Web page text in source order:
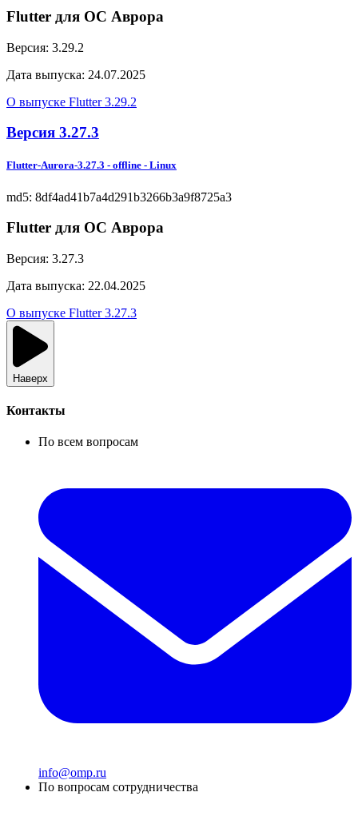
Flutter для ОС Аврора
Версия: 3.29.2
Дата выпуска: 24.07.2025
О выпуске Flutter 3.29.2
Версия 3.27.3
Flutter-Aurora-3.27.3 - offline - Linux
md5: 8df4ad41b7a4d291b3266b3a9f8725a3
Flutter для ОС Аврора
Версия: 3.27.3
Дата выпуска: 22.04.2025
О выпуске Flutter 3.27.3
Наверх
Контакты
По всем вопросам
info@omp.ru
По вопросам сотрудничества